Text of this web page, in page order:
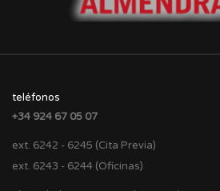
teléfonos
+34 924 67 05 07
ext. 6242 - 6245 (Cita Previa)
ext. 6243 - 6244 (Oficinas)